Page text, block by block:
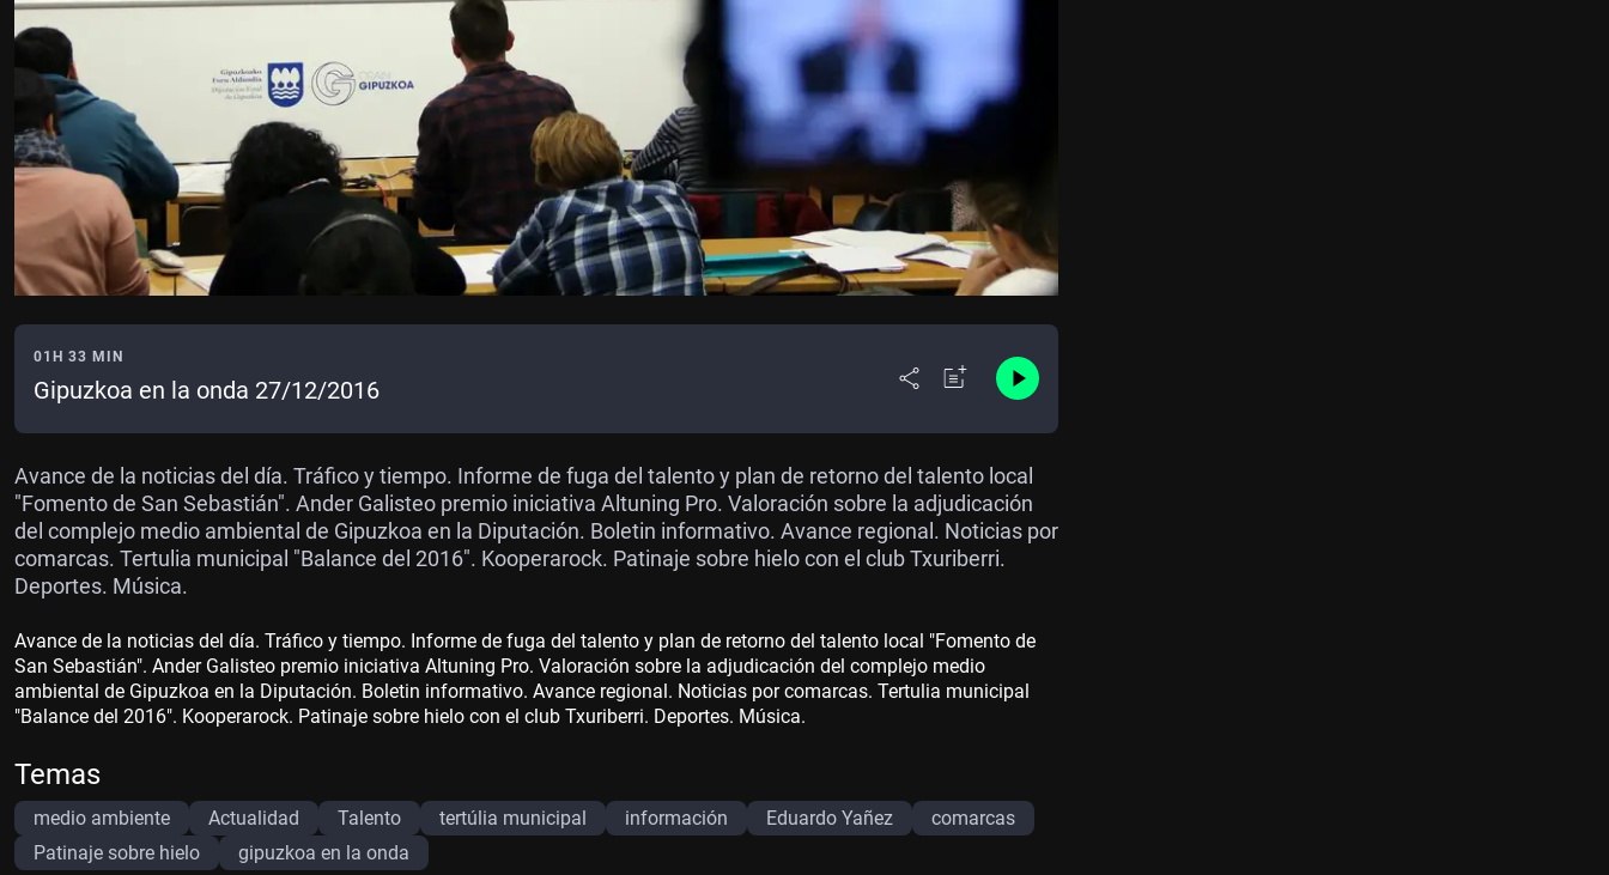
01H 33 MIN
Gipuzkoa en la onda 27/12/2016
Avance de la noticias del día. Tráfico y tiempo. Informe de fuga del talento y plan de retorno del talento local
"Fomento de San Sebastián". Ander Galisteo premio iniciativa Altuning Pro. Valoración sobre la adjudicación
del complejo medio ambiental de Gipuzkoa en la Diputación. Boletin informativo. Avance regional. Noticias por
comarcas. Tertulia municipal "Balance del 2016". Kooperarock. Patinaje sobre hielo con el club Txuriberri.
Deportes. Música.
Avance de la noticias del día. Tráfico y tiempo. Informe de fuga del talento y plan de retorno del talento local "Fomento de
San Sebastián". Ander Galisteo premio iniciativa Altuning Pro. Valoración sobre la adjudicación del complejo medio
ambiental de Gipuzkoa en la Diputación. Boletin informativo. Avance regional. Noticias por comarcas. Tertulia municipal
"Balance del 2016". Kooperarock. Patinaje sobre hielo con el club Txuriberri. Deportes. Música.
Temas
medio ambiente Actualidad Talento tertúlia municipal información Eduardo Yañez
comarcas
Patinaje sobre hielo
gipuzkoa en la onda